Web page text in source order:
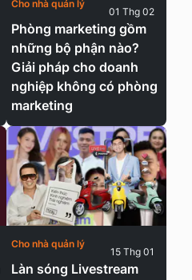
Phòng marketing gồm
những bộ phận nào?
Giải pháp cho doanh
nghiệp không có phòng
marketing
Cho nhà quản lý
01 Thg 02
Làn sóng Livestream
Cho nhà quản lý
15 Thg 01